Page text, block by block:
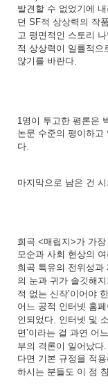
발견할 수 없었기에
던 SF적 상상력의 작
고 평면적인 스토리 나
적 상상력이 일률적으
않기를 바란다
1명이 투고한 평론은
논문 수준의 평이하고
다
마지막으로 남은 건
희곡 <매립지>가 가장
모순과 사회 현상의 여
희곡 특유의 전위성과
의 눈과 귀가 솔깃해지
적 없는 신작’이어야
어느 공적 인터넷 홈
인되었다 인터넷 및
면’이라는 걸 과연 어느
부의 격론이 일어났다.
다면 기본 규정을 적
하시는 분들도 이 점